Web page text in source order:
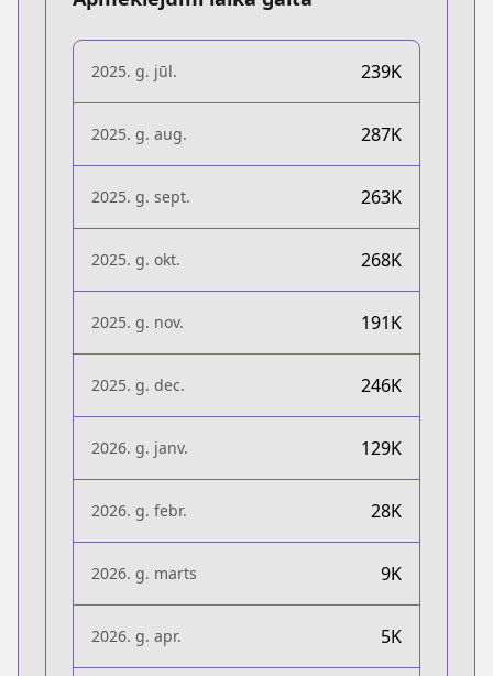
2025. g. jūl. 239K
2025. g. aug. 287K
2025. g. sept. 263K
2025. g. okt. 268K
2025. g. nov. 191K
2025. g. dec. 246K
2026. g. janv. 129K
2026. g. febr. 28K
2026. g. marts 9K
2026. g. apr. 5K